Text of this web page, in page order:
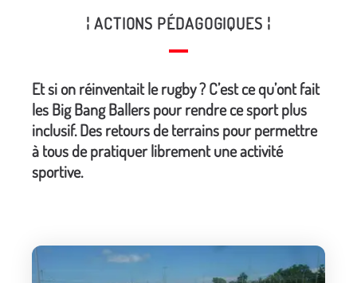
¦ ACTIONS PÉDAGOGIQUES ¦
Et si on réinventait le rugby ? C’est ce qu’ont fait
les Big Bang Ballers pour rendre ce sport plus
inclusif. Des retours de terrains pour permettre
à tous de pratiquer librement une activité
sportive.